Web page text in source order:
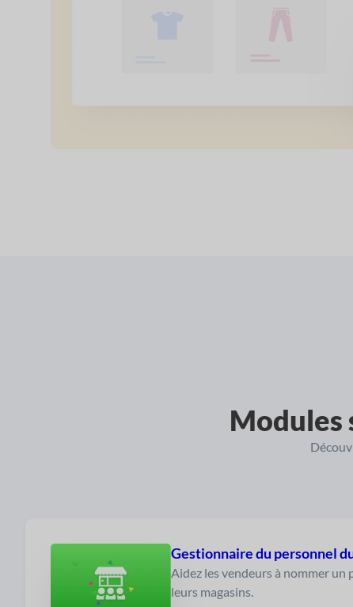
Modules
Gestionnaire du personnel
Aidez les vendeurs à nommer
leurs magasins.